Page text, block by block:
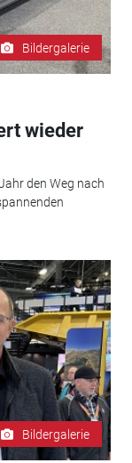
Bildergalerie
wieder
den Weg nach
Bildergalerie